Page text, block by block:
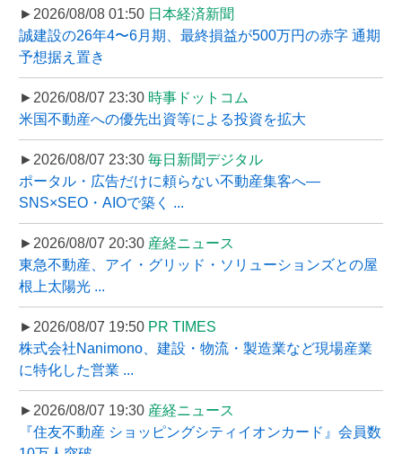
►2026/08/08 01:50 日本経済新聞
誠建設の26年4〜6月期、最終損益が500万円の赤字 通期
予想据え置き
►2026/08/07 23:30 時事ドットコム
米国不動産への優先出資等による投資を拡大
►2026/08/07 23:30 毎日新聞デジタル
ポータル・広告だけに頼らない不動産集客へ―
SNS×SEO・AIOで築く ...
►2026/08/07 20:30 産経ニュース
東急不動産、アイ・グリッド・ソリューションズとの屋
根上太陽光 ...
►2026/08/07 19:50 PR TIMES
株式会社Nanimono、建設・物流・製造業など現場産業
に特化した営業 ...
►2026/08/07 19:30 産経ニュース
『住友不動産 ショッピングシティイオンカード』会員数